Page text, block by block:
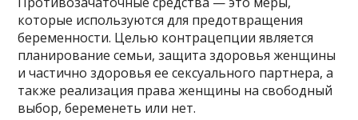
которые используются для предотвращения
беременности. Целью контрацепции является
планирование семьи, защита здоровья женщины
и частично здоровья ее сексуального партнера, а
также реализация права женщины на свободный
выбор, беременеть или нет.